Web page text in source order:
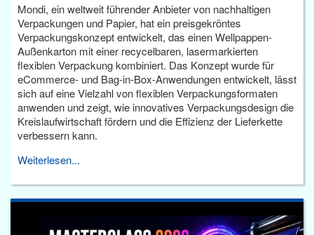
Mondi, ein weltweit führender Anbieter von nachhaltigen
Verpackungen und Papier, hat ein preisgekröntes
Verpackungskonzept entwickelt, das einen Wellpappen-
Außenkarton mit einer recycelbaren, lasermarkierten
flexiblen Verpackung kombiniert. Das Konzept wurde für
eCommerce- und Bag-in-Box-Anwendungen entwickelt, lässt
sich auf eine Vielzahl von flexiblen Verpackungsformaten
anwenden und zeigt, wie innovatives Verpackungsdesign die
Kreislaufwirtschaft fördern und die Effizienz der Lieferkette
verbessern kann.
Weiterlesen...